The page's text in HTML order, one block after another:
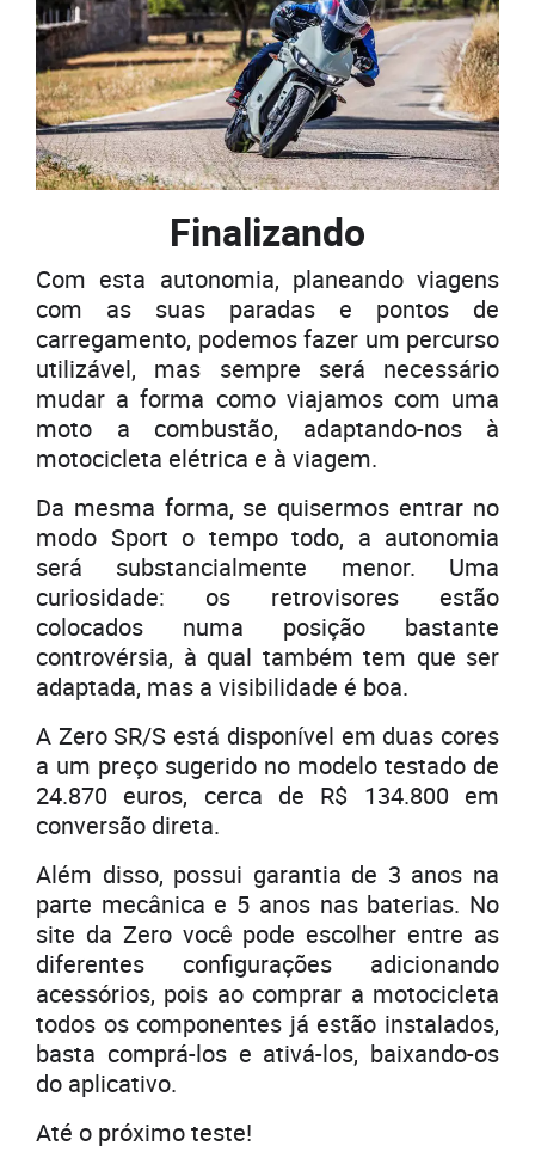
Finalizando
Com esta autonomia, planeando viagens
com as suas paradas e pontos de
carregamento, podemos fazer um percurso
utilizável, mas sempre será necessário
mudar a forma como viajamos com uma
moto a combustão, adaptando-nos à
motocicleta elétrica e à viagem.
Da mesma forma, se quisermos entrar no
modo Sport o tempo todo, a autonomia
será substancialmente menor. Uma
curiosidade: os retrovisores estão
colocados numa posição bastante
controvérsia, à qual também tem que ser
adaptada, mas a visibilidade é boa.
A Zero SR/S está disponível em duas cores
a um preço sugerido no modelo testado de
24.870 euros, cerca de R$ 134.800 em
conversão direta.
Além disso, possui garantia de 3 anos na
parte mecânica e 5 anos nas baterias. No
site da Zero você pode escolher entre as
diferentes configurações adicionando
acessórios, pois ao comprar a motocicleta
todos os componentes já estão instalados,
basta comprá-los e ativá-los, baixando-os
do aplicativo.
Até o próximo teste!